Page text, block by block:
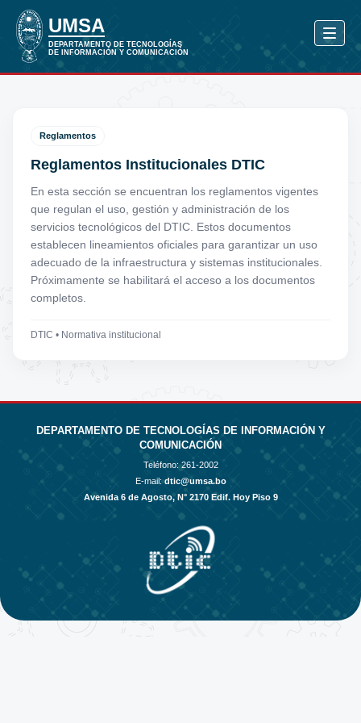
Reglamentos
Reglamentos Institucionales DTIC
En esta sección se encuentran los reglamentos vigentes
que regulan el uso, gestión y administración de los
servicios tecnológicos del DTIC. Estos documentos
establecen lineamientos oficiales para garantizar un uso
adecuado de la infraestructura y sistemas institucionales.
Próximamente se habilitará el acceso a los documentos
completos.
DTIC • Normativa institucional
DEPARTAMENTO DE TECNOLOGÍAS DE INFORMACIÓN Y
COMUNICACIÓN
Teléfono: 261-2002
E-mail: dtic@umsa.bo
Avenida 6 de Agosto, N° 2170 Edif. Hoy Piso 9